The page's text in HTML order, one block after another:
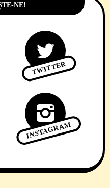
NE!
TWITTER
INSTAGRAM